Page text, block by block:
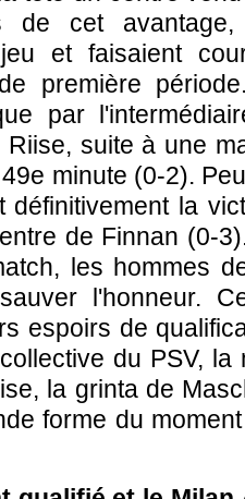
de cet
et faisaient
première
par
suite à une
minute (0-2).
définitivement la
de Finnan (0-
les hommes
l'honneur.
espoirs de
du PSV,
la grinta de
forme du